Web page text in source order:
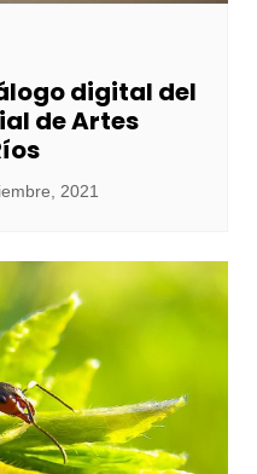
digital del
de Artes
2021